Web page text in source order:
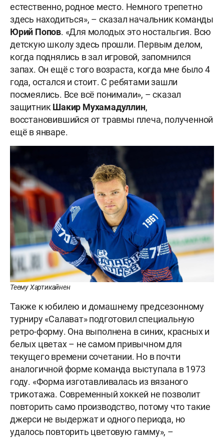
естественно, родное место. Немного трепетно
здесь находиться», – сказал начальник команды
Юрий Попов. «Для молодых это ностальгия. Всю
детскую школу здесь прошли. Первым делом,
когда поднялись в зал игровой, запомнился
запах. Он ещё с того возраста, когда мне было 4
года, остался и стоит. С ребятами зашли
посмеялись. Все всё понимали», – сказал
защитник Шакир Мухамадуллин,
восстановившийся от травмы плеча, полученной
ещё в январе.
Теему Хартикайнен
Также к юбилею и домашнему предсезонному
турниру «Салават» подготовил специальную
ретро-форму. Она выполнена в синих, красных и
белых цветах – не самом привычном для
текущего времени сочетании. Но в почти
аналогичной форме команда выступала в 1973
году. «Форма изготавливалась из вязаного
трикотажа. Современный хоккей не позволит
повторить само производство, потому что такие
джерси не выдержат и одного периода, но
удалось повторить цветовую гамму», –